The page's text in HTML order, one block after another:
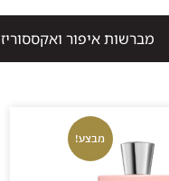
מברשות איפור ואקססוריז
מבצע!